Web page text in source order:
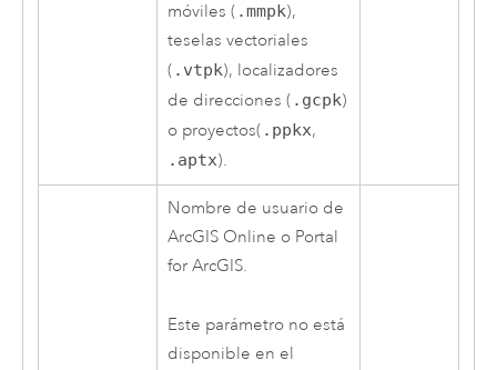
móviles ( .mmpk),
teselas vectoriales
( .vtpk), localizadores
de direcciones ( .gcpk)
o proyectos( .ppkx,
.aptx).
Nombre de usuario de
ArcGIS Online o Portal
for ArcGIS.
Este parámetro no está
disponible en el